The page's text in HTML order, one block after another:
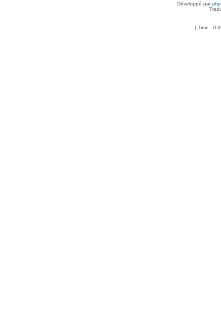
Développé par
[ Time :